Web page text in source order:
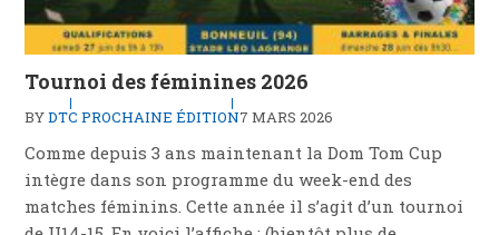
Tournoi des féminines 2026
BYDTC PROCHAINE ÉDITION7 MARS 2026
Comme depuis 3 ans maintenant la Dom Tom Cup
intègre dans son programme du week-end des
matches féminins. Cette année il s’agit d’un tournoi